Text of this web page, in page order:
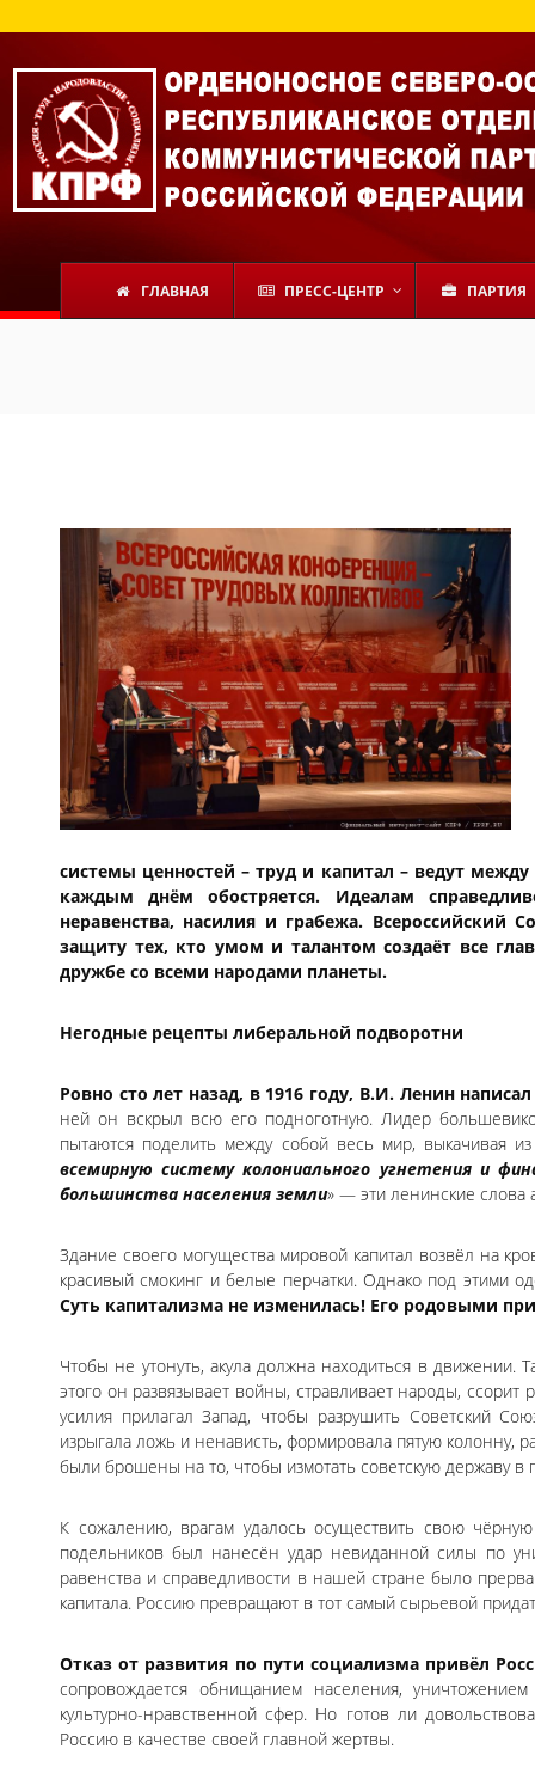
ГЛАВНАЯ ПРЕСС-ЦЕНТР ПАРТИЯ
системы ценностей – труд и капитал – ведут
каждым днём обостряется. Идеалам
неравенства, насилия и грабежа. Всероссийский
защиту тех, кто умом и талантом создаёт все
дружбе со всеми народами планеты.
Негодные рецепты либеральной подворотни
Ровно сто лет назад, в 1916 году, В.И. Ленин
ней он вскрыл всю его подноготную. Лидер
пытаются поделить между собой весь мир, выкачивая
всемирную систему колониального угнетения и
большинства населения земли» — эти ленинские слова
Здание своего могущества мировой капитал возвёл на
красивый смокинг и белые перчатки. Однако под этими
Суть капитализма не изменилась! Его родовыми
Чтобы не утонуть, акула должна находиться в движении.
этого он развязывает войны, стравливает народы,
усилия прилагал Запад, чтобы разрушить Советский
изрыгала ложь и ненависть, формировала пятую
были брошены на то, чтобы измотать советскую державу в
К сожалению, врагам удалось осуществить свою
подельников был нанесён удар невиданной силы по
равенства и справедливости в нашей стране было
капитала. Россию превращают в тот самый сырьевой
Отказ от развития по пути социализма привёл
сопровождается обнищанием населения,
культурно-нравственной сфер. Но готов ли
Россию в качестве своей главной жертвы.